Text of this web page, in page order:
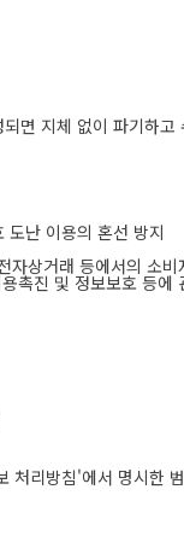
면 지체 없이 파기하
난 이용의 혼선 방지
상거래 등에서의 소
촉진 및 정보보호 등에
처리방침'에서 명시한